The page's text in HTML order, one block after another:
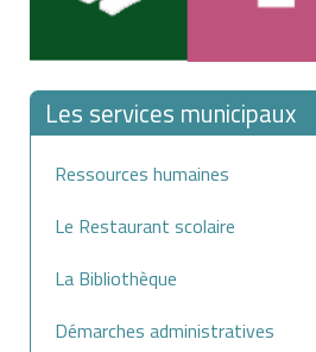
Les services municipaux
Ressources humaines
Le Restaurant scolaire
La Bibliothèque
Démarches administratives